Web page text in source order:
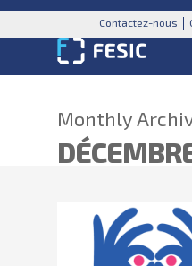
Contactez-nous
Monthly